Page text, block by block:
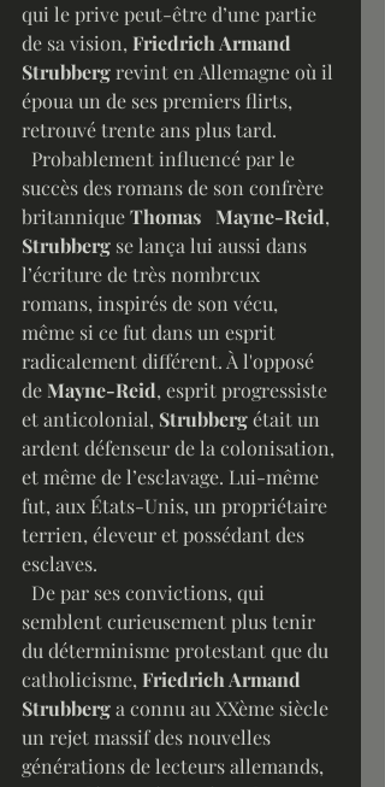
qui le prive peut-être d’une partie
de sa vision, Friedrich Armand
Strubberg revint en Allemagne où il
époua un de ses premiers flirts,
retrouvé trente ans plus tard.
succès des romans de son confrère
britannique Thomas   Mayne-Reid,
Strubberg se lança lui aussi dans
l’écriture de très nombrcux
romans, inspirés de son vécu,
même si ce fut dans un esprit
radicalement différent. À l'opposé
de Mayne-Reid, esprit progressiste
et anticolonial, Strubberg était un
ardent défenseur de la colonisation,
et même de l’esclavage. Lui-même
fut, aux États-Unis, un propriétaire
terrien, éleveur et possédant des
esclaves.
semblent curieusement plus tenir
du déterminisme protestant que du
catholicisme, Friedrich Armand
Strubberg a connu au XXème siècle
un rejet massif des nouvelles
générations de lecteurs allemands,